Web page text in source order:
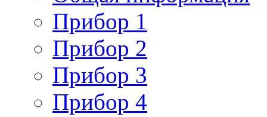
Прибор 1
Прибор 2
Прибор 3
Прибор 4